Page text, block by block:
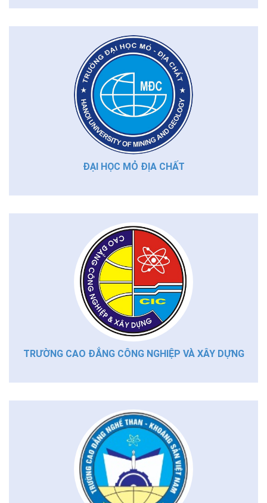
ĐẠI HỌC MỎ ĐỊA CHẤT
TRƯỜNG CAO ĐẲNG CÔNG NGHIỆP VÀ XÂY DỰNG